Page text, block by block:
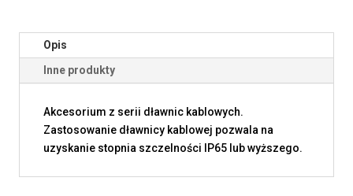
Opis
Inne produkty
Akcesorium z serii dławnic kablowych.
Zastosowanie dławnicy kablowej pozwala na
uzyskanie stopnia szczelności IP65 lub wyższego.